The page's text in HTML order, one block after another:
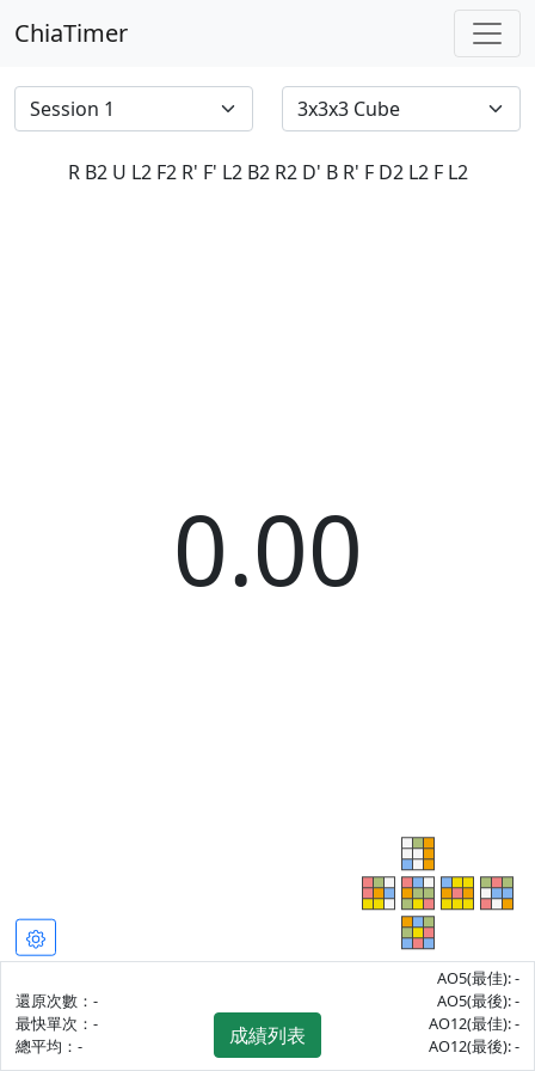
ChiaTimer
R B2 U L2 F2 R' F' L2 B2 R2 D' B R' F D2 L2 F L2
0.00
還原次數： -
最快單次： -
總平均： -
AO5(最佳):-
AO5(最後):-
AO12(最佳):-
AO12(最後):-
成績列表